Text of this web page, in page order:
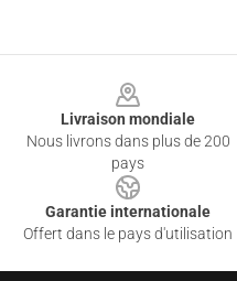
Livraison mondiale
Nous livrons dans plus de 200
pays
Garantie internationale
Offert dans le pays d'utilisation